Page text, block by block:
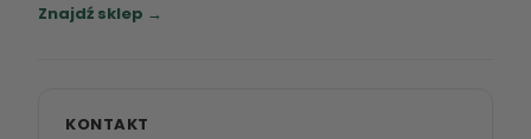
Znajdź sklep →
KONTAKT